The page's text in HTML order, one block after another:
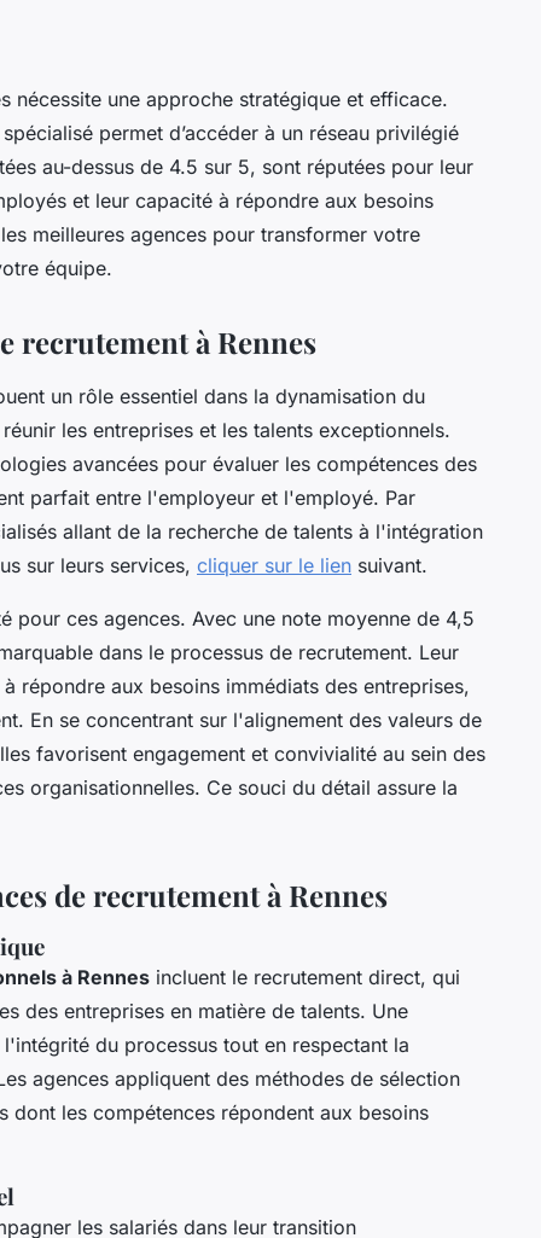
nécessite une approche stratégique et efficace.
permet d’accéder à un réseau privilégié
au-dessus de 4.5 sur 5, sont réputées pour leur
et leur capacité à répondre aux besoins
meilleures agences pour transformer votre
équipe.
recrutement à Rennes
un rôle essentiel dans la dynamisation du
les entreprises et les talents exceptionnels.
avancées pour évaluer les compétences des
parfait entre l'employeur et l'employé. Par
allant de la recherche de talents à l'intégration
sur leurs services, cliquer sur le lien suivant.
pour ces agences. Avec une note moyenne de 4,5
dans le processus de recrutement. Leur
répondre aux besoins immédiats des entreprises,
En se concentrant sur l'alignement des valeurs de
favorisent engagement et convivialité au sein des
organisationnelles. Ce souci du détail assure la
de recrutement à Rennes
à Rennes incluent le recrutement direct, qui
des entreprises en matière de talents. Une
du processus tout en respectant la
agences appliquent des méthodes de sélection
les compétences répondent aux besoins
les salariés dans leur transition